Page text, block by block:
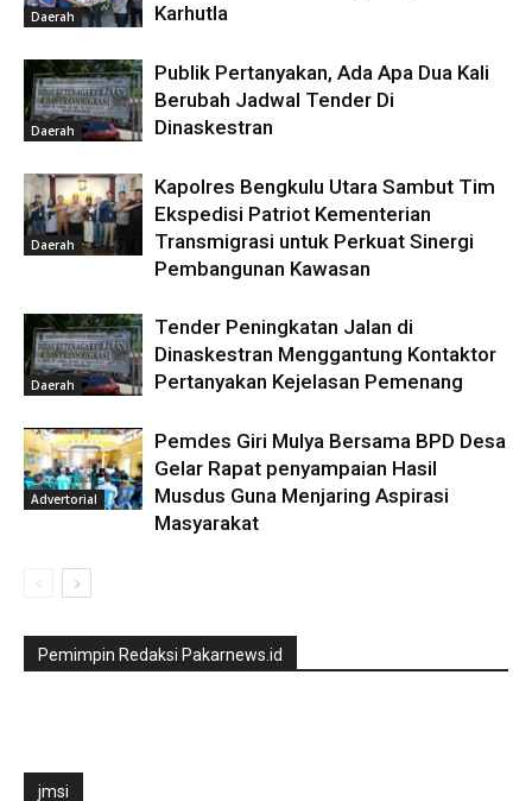
Daerah
Karhutla
Daerah
Publik Pertanyakan, Ada Apa Dua Kali
Berubah Jadwal Tender Di
Dinaskestran
Daerah
Kapolres Bengkulu Utara Sambut Tim
Ekspedisi Patriot Kementerian
Transmigrasi untuk Perkuat Sinergi
Pembangunan Kawasan
Daerah
Tender Peningkatan Jalan di
Dinaskestran Menggantung Kontaktor
Pertanyakan Kejelasan Pemenang
Advertorial
Pemdes Giri Mulya Bersama BPD Desa
Gelar Rapat penyampaian Hasil
Musdus Guna Menjaring Aspirasi
Masyarakat
Pemimpin Redaksi Pakarnews.id
jmsi